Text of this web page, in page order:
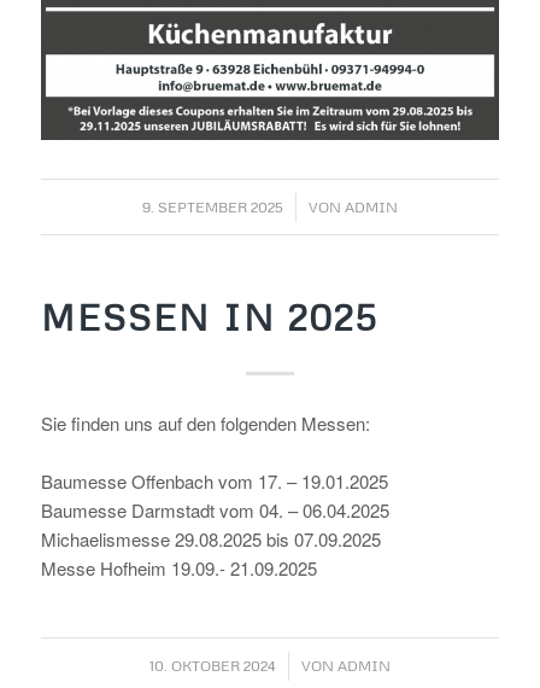
9. SEPTEMBER 2025
/ VON ADMIN
MESSEN IN 2025
Sie finden uns auf den folgenden Messen:
Baumesse Offenbach vom 17. – 19.01.2025
Baumesse Darmstadt vom 04. – 06.04.2025
Michaelismesse 29.08.2025 bis 07.09.2025
Messe Hofheim 19.09.- 21.09.2025
10. OKTOBER 2024
/ VON ADMIN